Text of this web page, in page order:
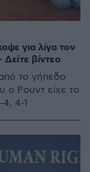
για λίγο τον
βίντεο
το γήπεδο
ο Ρουντ είχε το
4, 4-1